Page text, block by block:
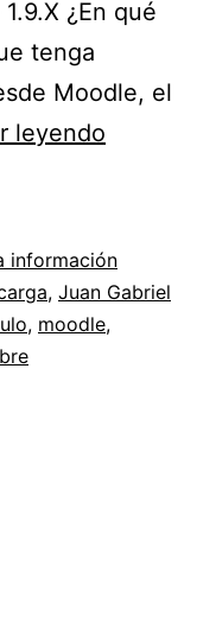
¿En qué
tenga
Moodle, el
leyendo
remotos
para
Moodle
información
, Juan Gabriel
, moodle,